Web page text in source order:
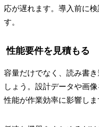
応が遅れます。導入前に
す。
性能要件を見積もる
容量だけでなく、読み書
しょう。設計データや画
性能が作業効率に影響しま